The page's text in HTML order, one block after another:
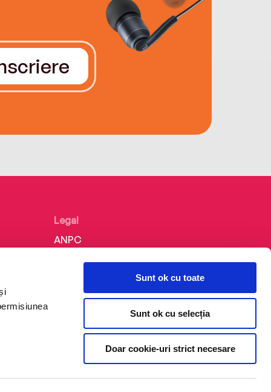
Sunt ok cu toate
Sunt ok cu selecția
Doar cookie-uri strict necesare
Legal
ANPC
Politica de confidențialitate
Termeni și condiții